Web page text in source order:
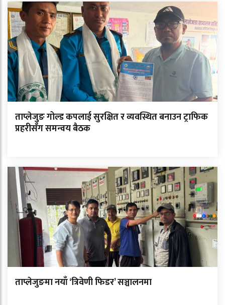
ताप्लेजुङ गोल्ड कपलाई सुरक्षित र व्यवस्थित बनाउन ट्राफिक
प्रहरीसँग समन्वय बैठक
ताप्लेजुङमा नयाँ ‘त्रिवेणी फिडर’ सञ्चालनमा